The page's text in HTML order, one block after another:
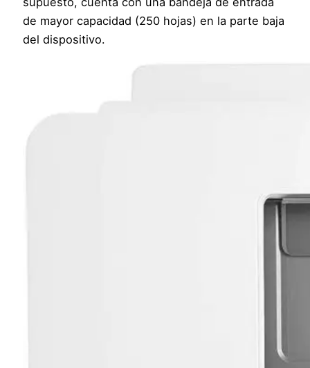
de mayor capacidad (250 hojas) en la parte baja
del dispositivo.